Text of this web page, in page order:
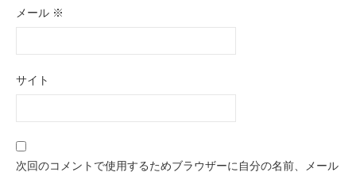
メール ※
サイト
次回のコメントで使用するためブラウザーに自分の名前、メール